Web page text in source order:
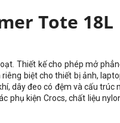
Tote 18L
Thiết kế cho phép mở
biệt cho thiết bị ảnh,
dây đeo có đệm và cấu trúc
phụ kiện Crocs, chất liệu